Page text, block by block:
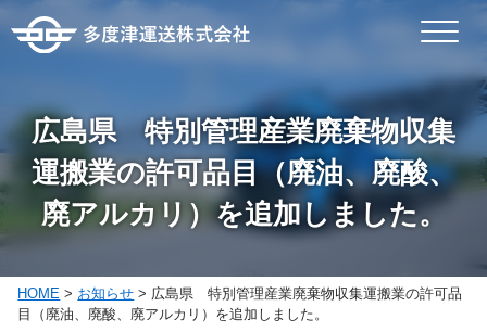
広島県 特別管理産業廃棄物収集
運搬業の許可品目（廃油、廃酸、
廃アルカリ）を追加しました。
HOME > お知らせ > 広島県 特別管理産業廃棄物収集運搬業の許可品
目（廃油、廃酸、廃アルカリ）を追加しました。